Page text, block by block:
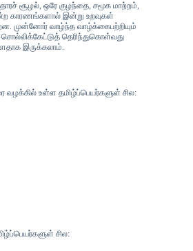
சூழல், ஒரே குழந்தை, சமூக மாற்றம்,
காரணங்களால் இன்று உறவுகள்
முன்னோர் வாழ்ந்த வாழ்க்கைபற்றியும்
தெரிந்துகொள்வது
இருக்கலாம்.
உள்ள தமிழ்ப்பெயர்களுள் சில:
சில: